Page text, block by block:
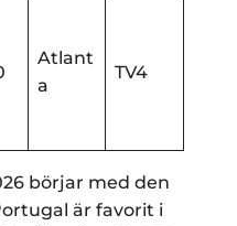
Atlant
a
TV4
börjar med den
är favorit i